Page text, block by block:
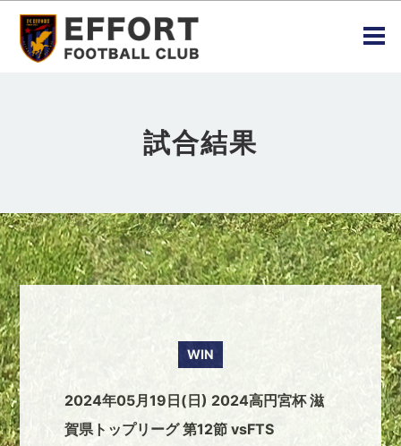
試合結果
WIN
2024年05月19日(日) 2024高円宮杯 滋
賀県トップリーグ 第12節 vsFTS